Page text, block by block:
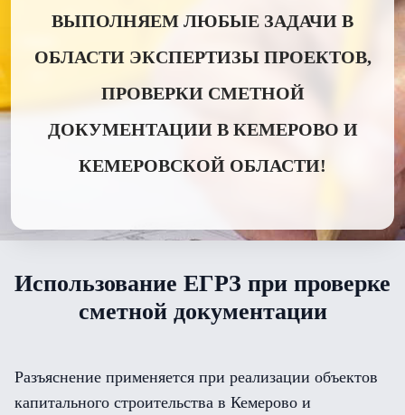
ВЫПОЛНЯЕМ ЛЮБЫЕ ЗАДАЧИ В
ОБЛАСТИ ЭКСПЕРТИЗЫ ПРОЕКТОВ,
ПРОВЕРКИ СМЕТНОЙ
ДОКУМЕНТАЦИИ В КЕМЕРОВО И
КЕМЕРОВСКОЙ ОБЛАСТИ!
Использование ЕГРЗ при проверке
сметной документации
Разъяснение применяется при реализации объектов
капитального строительства в Кемерово и